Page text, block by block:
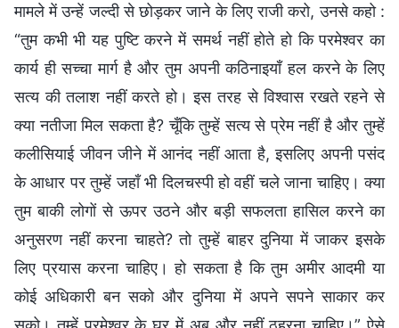
मामले में उन्हें जल्दी से छोड़कर जाने के लिए राजी करो, उनसे कहो :
“तुम कभी भी यह पुष्टि करने में समर्थ नहीं होते हो कि परमेश्वर का
कार्य ही सच्चा मार्ग है और तुम अपनी कठिनाइयाँ हल करने के लिए
सत्य की तलाश नहीं करते हो। इस तरह से विश्वास रखते रहने से
क्या नतीजा मिल सकता है? चूँकि तुम्हें सत्य से प्रेम नहीं है और तुम्हें
कलीसियाई जीवन जीने में आनंद नहीं आता है, इसलिए अपनी पसंद
के आधार पर तुम्हें जहाँ भी दिलचस्पी हो वहीं चले जाना चाहिए। क्या
तुम बाकी लोगों से ऊपर उठने और बड़ी सफलता हासिल करने का
अनुसरण नहीं करना चाहते? तो तुम्हें बाहर दुनिया में जाकर इसके
लिए प्रयास करना चाहिए। हो सकता है कि तुम अमीर आदमी या
कोई अधिकारी बन सको और दुनिया में अपने सपने साकार कर